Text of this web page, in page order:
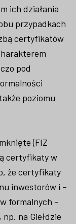
ich działania
przypadkach
certyfikatów
pod
poziomu
(FIZ
certyfikaty w
że certyfikaty
inwestorów i –
formalnych –
na Giełdzie